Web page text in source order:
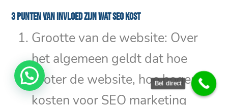
3 punten van invloed zijn wat SEO kost
Grootte van de website: Over
het algemeen geldt dat hoe
groter de website, hoe hoger de
kosten voor SEO marketing
Bel direct